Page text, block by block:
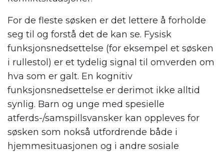
For de fleste søsken er det lettere å forholde
seg til og forstå det de kan se. Fysisk
funksjonsnedsettelse (for eksempel et søsken
i rullestol) er et tydelig signal til omverden om
hva som er galt. En kognitiv
funksjonsnedsettelse er derimot ikke alltid
synlig. Barn og unge med spesielle
atferds-/samspillsvansker kan oppleves for
søsken som nokså utfordrende både i
hjemmesituasjonen og i andre sosiale